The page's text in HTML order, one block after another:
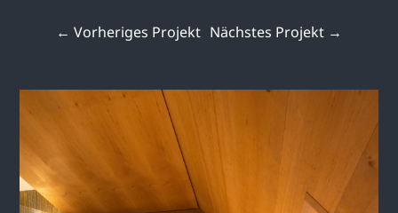
← Vorheriges Projekt Nächstes Projekt →